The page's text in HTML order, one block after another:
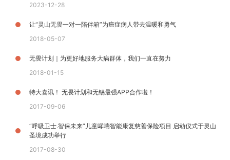
2023-12-28
​让“灵山无畏一对一陪伴箱”为癌症病人带去温暖和勇气
2018-05-07
无畏计划｜为更好地服务大病群体，我们一直在努力
2018-01-15
特大喜讯！ 无畏计划和无锡最强APP合作啦！
2017-09-06
“呼吸卫士.智保未来”儿童哮喘智能康复慈善保险项目 启动仪式于灵山
圣境成功举行
2017-08-30